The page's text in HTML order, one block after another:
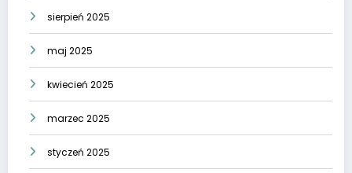
sierpień 2025
maj 2025
kwiecień 2025
marzec 2025
styczeń 2025